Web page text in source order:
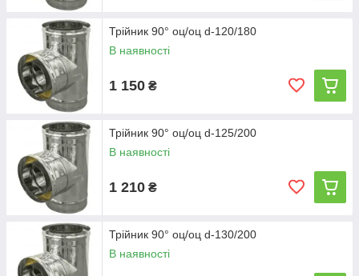
Трійник 90° оц/оц d-120/180
В наявності
1 150 ₴
Трійник 90° оц/оц d-125/200
В наявності
1 210 ₴
Трійник 90° оц/оц d-130/200
В наявності